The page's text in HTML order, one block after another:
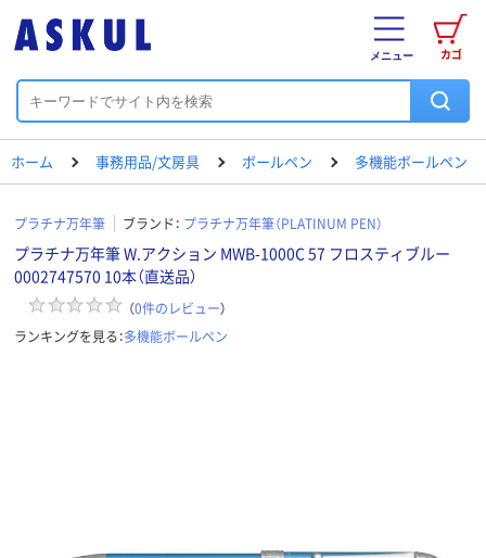
カゴ
メニュー
ホーム 事務用品/文房具 ボールペン 多機能ボールペン
プラチナ万年筆 ブランド： プラチナ万年筆（PLATINUM PEN）
プラチナ万年筆 W.アクション MWB-1000C 57 フロスティブルー
0002747570 10本（直送品）
（0件のレビュー）
ランキングを見る：多機能ボールペン